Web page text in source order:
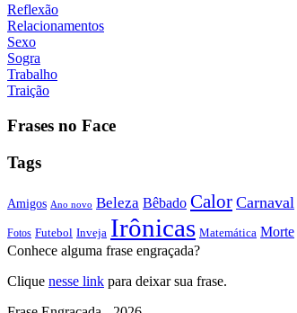
Reflexão
Relacionamentos
Sexo
Sogra
Trabalho
Traição
Frases no Face
Tags
Amigos Ano novo Beleza Bêbado Calor Carnaval
Fotos Futebol Inveja Irônicas Matemática Morte
Conhece alguma frase engraçada?
Clique nesse link para deixar sua frase.